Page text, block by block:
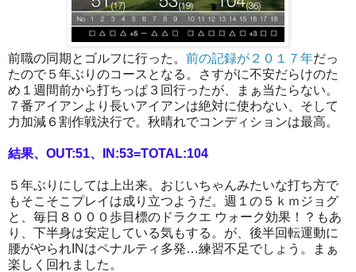
前職の同期とゴルフに行った。 前の記録が２０１７年だっ
たので５年ぶりのコースとなる。さすがに不安だらけのた
め１週間前から打ちっぱ３回行ったが、まぁ当たらない。
７番アイアンより長いアイアンは絶対に使わない、そして
力加減６割作戦決行で。秋晴れでコンディションは最高。
結果、OUT:51、IN:53=TOTAL:104
５年ぶりにしては上出来。おじいちゃんみたいな打ち方で
もそこそこプレイは成り立つようだ。週１の５ｋｍジョグ
と、毎日８０００歩目標のドラクエ ウォーク効果！？もあ
り、下半身は安定している気もする。が、後半回転運動に
腰がやられINはペナルティ多発…練習不足でしょう。まぁ
楽しく回れました。